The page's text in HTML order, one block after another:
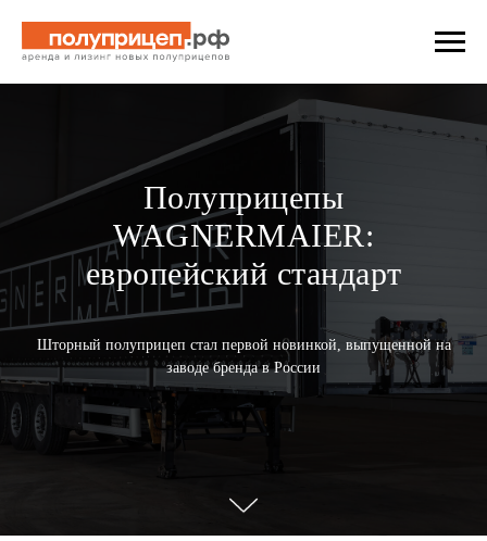
Полуприцепы
WAGNERMAIER:
европейский стандарт
Шторный полуприцеп стал первой новинкой, выпущенной на
заводе бренда в России